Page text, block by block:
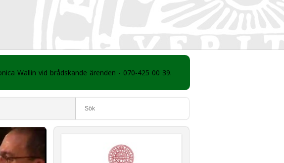
Wallin vid brådskande ärenden - 070-425 00 39.